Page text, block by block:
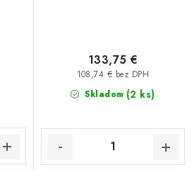
Skladom (2 ks)
108,74 € bez DPH
133,75 €